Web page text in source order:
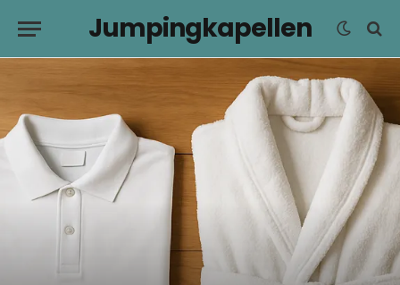
Jumpingkapellen